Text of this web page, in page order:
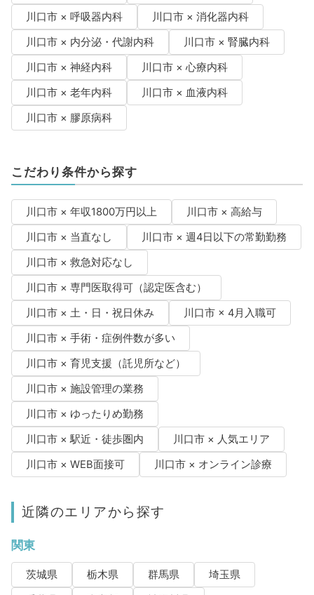
川口市 × 呼吸器内科
川口市 × 消化器内科
川口市 × 内分泌・代謝内科
川口市 × 腎臓内科
川口市 × 神経内科
川口市 × 心療内科
川口市 × 老年内科
川口市 × 血液内科
川口市 × 膠原病科
こだわり条件から探す
川口市 × 年収1800万円以上
川口市 × 高給与
川口市 × 当直なし
川口市 × 週4日以下の常勤勤務
川口市 × 救急対応なし
川口市 × 専門医取得可（認定医含む）
川口市 × 土・日・祝日休み
川口市 × 4月入職可
川口市 × 手術・症例件数が多い
川口市 × 育児支援（託児所など）
川口市 × 施設管理の業務
川口市 × ゆったりめ勤務
川口市 × 駅近・徒歩圏内
川口市 × 人気エリア
川口市 × WEB面接可
川口市 × オンライン診療
近隣のエリアから探す
関東
茨城県 栃木県 群馬県
埼玉県